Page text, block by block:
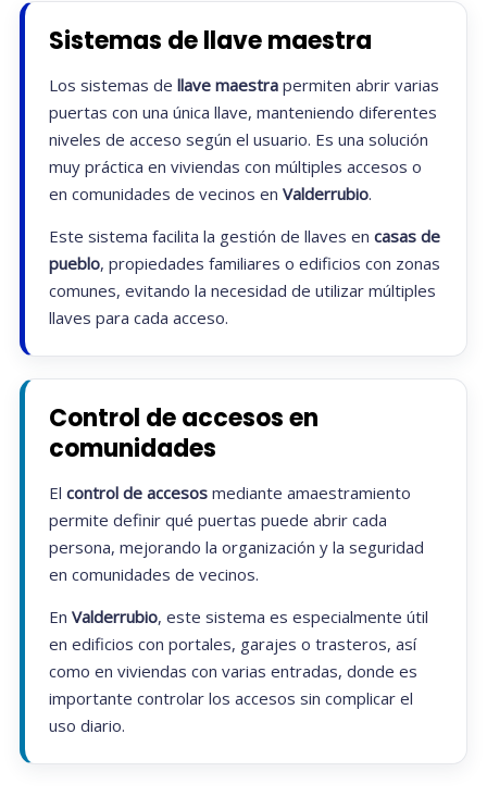
Sistemas de llave maestra
Los sistemas de llave maestrapermiten abrir varias
puertas con una única llave, manteniendo diferentes
niveles de acceso según el usuario. Es una solución
muy práctica en viviendas con múltiples accesos o
en comunidades de vecinos en Valderrubio.
Este sistema facilita la gestión de llaves en casas de
pueblo, propiedades familiares o edificios con zonas
comunes, evitando la necesidad de utilizar múltiples
llaves para cada acceso.
Control de accesos en
comunidades
El control de accesosmediante amaestramiento
permite definir qué puertas puede abrir cada
persona, mejorando la organización y la seguridad
en comunidades de vecinos.
En Valderrubio, este sistema es especialmente útil
en edificios con portales, garajes o trasteros, así
como en viviendas con varias entradas, donde es
importante controlar los accesos sin complicar el
uso diario.